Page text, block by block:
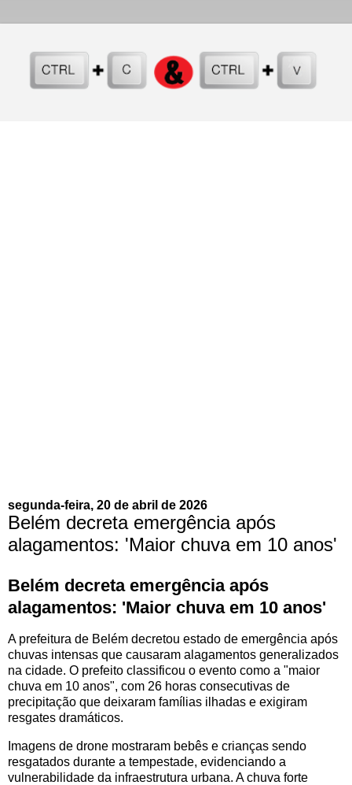
segunda-feira, 20 de abril de 2026
Belém decreta emergência após
alagamentos: 'Maior chuva em 10 anos'
Belém decreta emergência após
alagamentos: 'Maior chuva em 10 anos'
A prefeitura de Belém decretou estado de emergência após
chuvas intensas que causaram alagamentos generalizados
na cidade. O prefeito classificou o evento como a "maior
chuva em 10 anos", com 26 horas consecutivas de
precipitação que deixaram famílias ilhadas e exigiram
resgates dramáticos.
Imagens de drone mostraram bebês e crianças sendo
resgatados durante a tempestade, evidenciando a
vulnerabilidade da infraestrutura urbana. A chuva forte